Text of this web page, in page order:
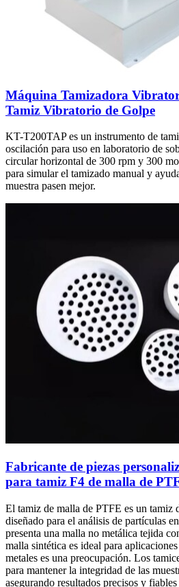
Máquina Tamizadora
Tamiz Vibratorio de Golpe
KT-T200TAP es un instrumento de
oscilación para uso en laboratorio de
circular horizontal de 300 rpm y 300
para simular el tamizado manual y
muestra pasen mejor.
Fabricante de piezas
para tamiz F4 de malla de
El tamiz de malla de PTFE es un tamiz
diseñado para el análisis de partículas
presenta una malla no metálica tejida
malla sintética es ideal para
metales es una preocupación. Los
para mantener la integridad de las
asegurando resultados precisos y